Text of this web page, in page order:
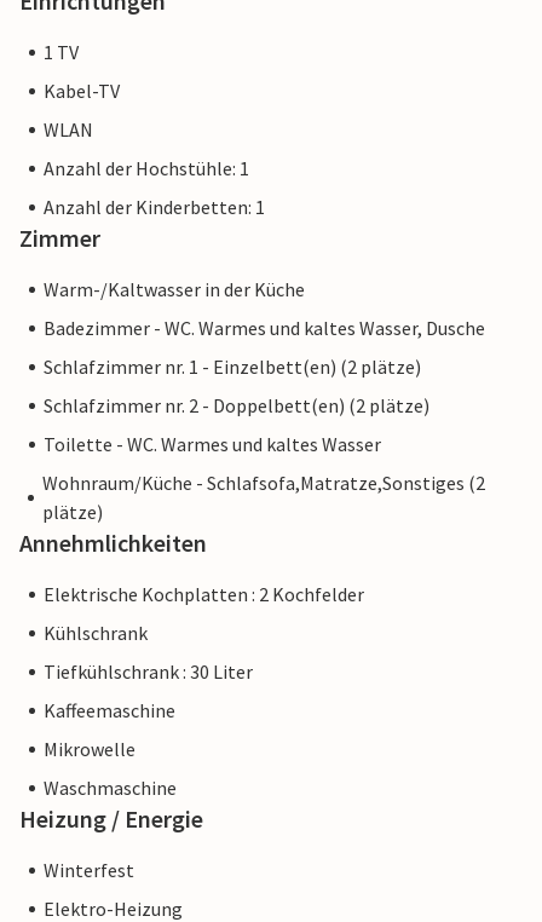
1 TV
Kabel-TV
WLAN
Anzahl der Hochstühle: 1
Anzahl der Kinderbetten: 1
Zimmer
Warm-/Kaltwasser in der Küche
Badezimmer - WC. Warmes und kaltes Wasser, Dusche
Schlafzimmer nr. 1 - Einzelbett(en) (2 plätze)
Schlafzimmer nr. 2 - Doppelbett(en) (2 plätze)
Toilette - WC. Warmes und kaltes Wasser
Wohnraum/Küche - Schlafsofa,Matratze,Sonstiges (2
plätze)
Annehmlichkeiten
Elektrische Kochplatten : 2 Kochfelder
Kühlschrank
Tiefkühlschrank : 30 Liter
Kaffeemaschine
Mikrowelle
Waschmaschine
Heizung / Energie
Winterfest
Elektro-Heizung